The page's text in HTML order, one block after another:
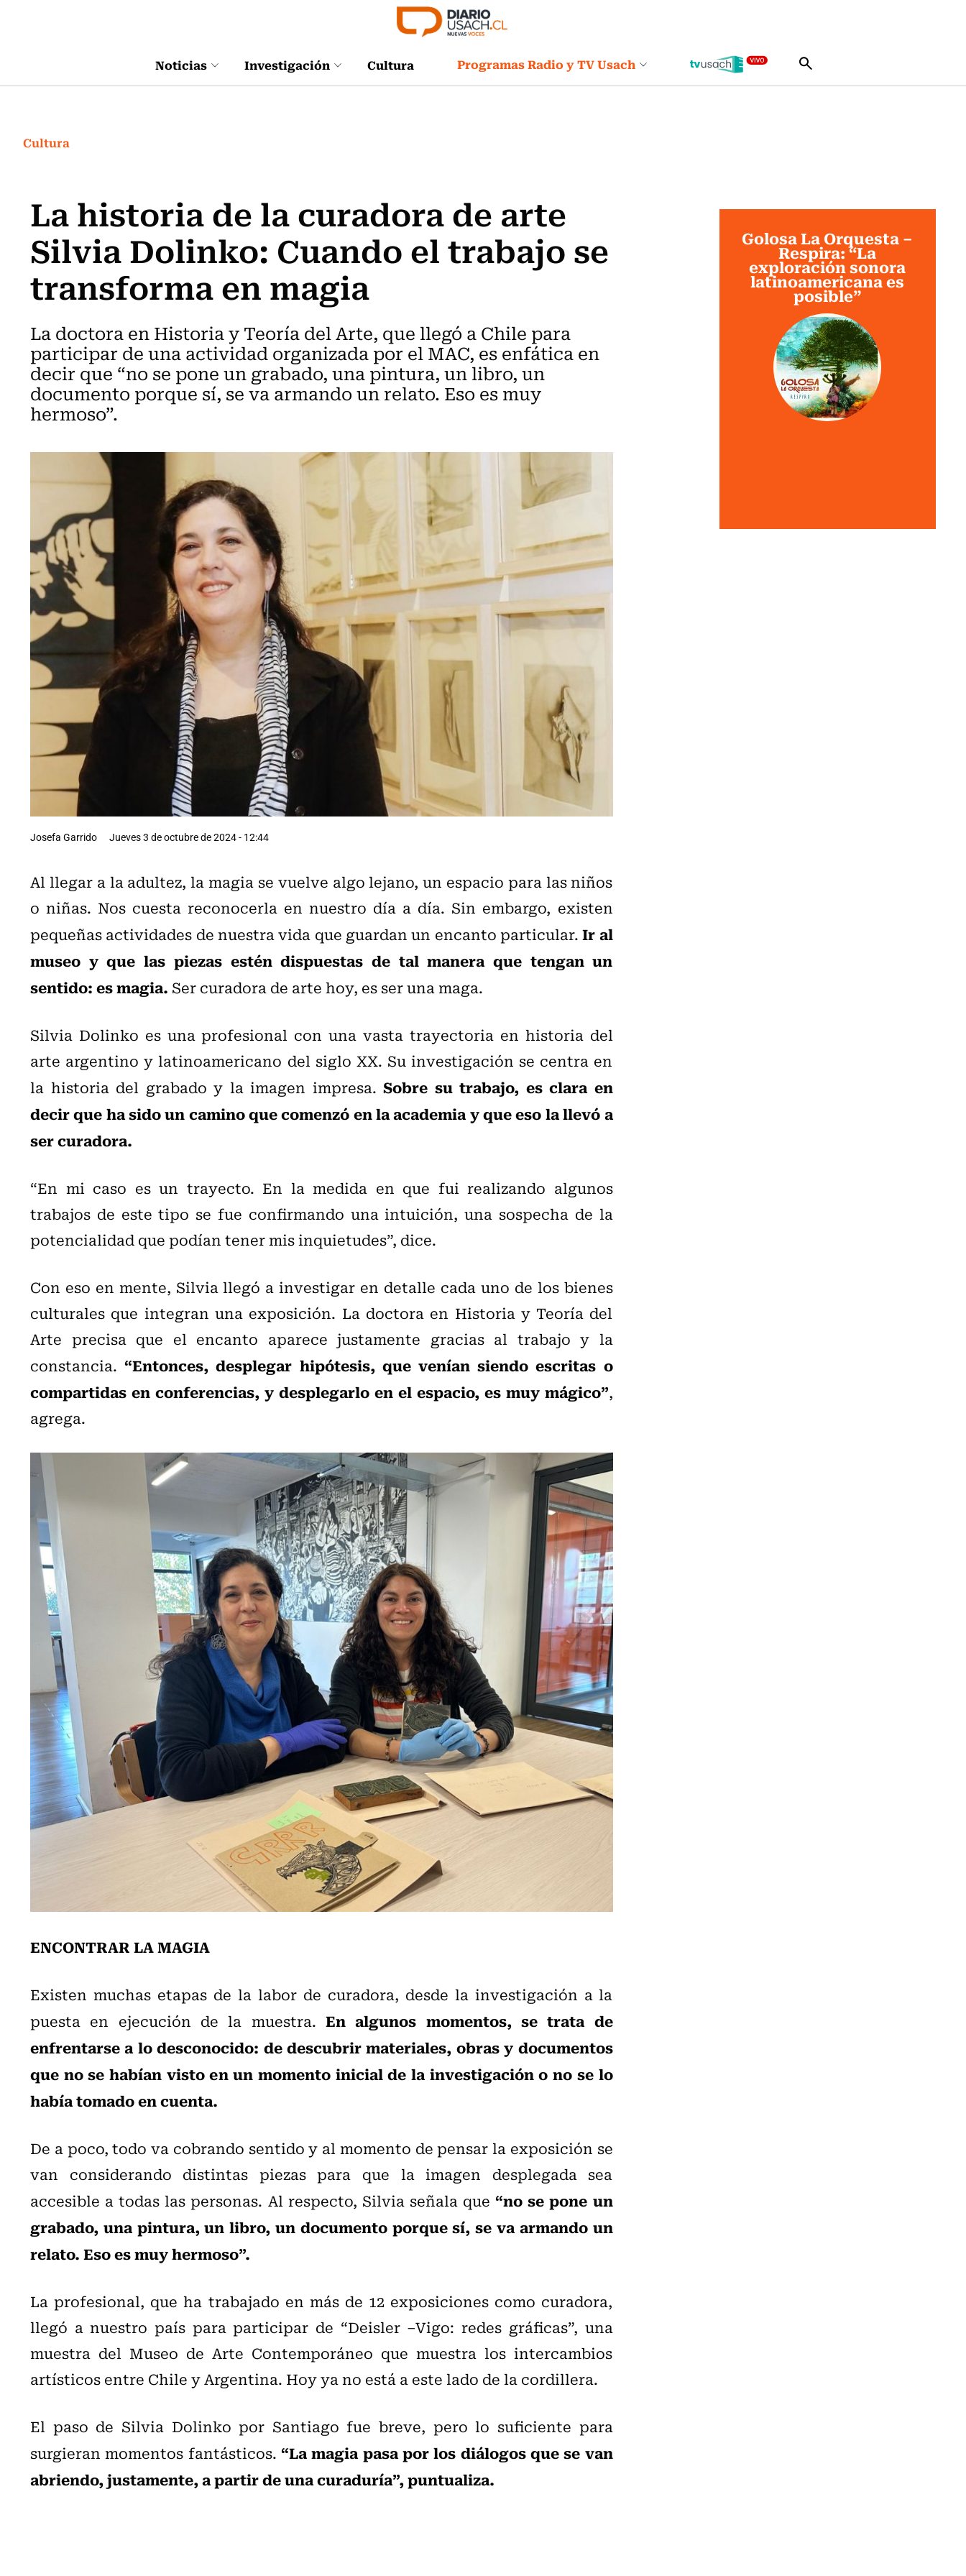
Noticias Investigación Cultura Programas Radio y TV Usach
Cultura
La historia de la curadora de arte
Silvia Dolinko: Cuando el trabajo se
transforma en magia
La doctora en Historia y Teoría del Arte, que llegó a Chile para
participar de una actividad organizada por el MAC, es enfática en
decir que “no se pone un grabado, una pintura, un libro, un
documento porque sí, se va armando un relato. Eso es muy
hermoso”.
Josefa Garrido Jueves 3 de octubre de 2024 - 12:44
Al llegar a la adultez, la magia se vuelve algo lejano, un espacio para las niños
o niñas. Nos cuesta reconocerla en nuestro día a día. Sin embargo, existen
pequeñas actividades de nuestra vida que guardan un encanto particular.Ir al
museo y que las piezas estén dispuestas de tal manera que tengan un
sentido: es magia. Ser curadora de arte hoy, es ser una maga.
Silvia Dolinko es una profesional con una vasta trayectoria en historia del
arte argentino y latinoamericano del siglo XX. Su investigación se centra en
la historia del grabado y la imagen impresa. Sobre su trabajo, es clara en
decir que ha sido un camino que comenzó en la academia y que eso la llevó a
ser curadora.
“En mi caso es un trayecto. En la medida en que fui realizando algunos
trabajos de este tipo se fue confirmando una intuición, una sospecha de la
potencialidad que podían tener mis inquietudes”, dice.
Con eso en mente, Silvia llegó a investigar en detalle cada uno de los bienes
culturales que integran una exposición. La doctora en Historia y Teoría del
Arte precisa que el encanto aparece justamente gracias al trabajo y la
constancia.“Entonces, desplegar hipótesis, que venían siendo escritas o
compartidas en conferencias, y desplegarlo en el espacio, es muy mágico”,
agrega.
ENCONTRAR LA MAGIA
Existen muchas etapas de la labor de curadora, desde la investigación a la
puesta en ejecución de la muestra. En algunos momentos, se trata de
enfrentarse a lo desconocido: de descubrir materiales, obras y documentos
que no se habían visto en un momento inicial de la investigación o no se lo
había tomado en cuenta.
De a poco, todo va cobrando sentido y al momento de pensar la exposición se
van considerando distintas piezas para que la imagen desplegada sea
accesible a todas las personas. Al respecto, Silvia señala que“no se pone un
grabado, una pintura, un libro, un documento porque sí, se va armando un
relato. Eso es muy hermoso”.
La profesional, que ha trabajado en más de 12 exposiciones como curadora,
llegó a nuestro país para participar de “Deisler –Vigo: redes gráficas”, una
muestra del Museo de Arte Contemporáneo que muestra los intercambios
artísticos entre Chile y Argentina. Hoy ya no está a este lado de la cordillera.
El paso de Silvia Dolinko por Santiago fue breve, pero lo suficiente para
surgieran momentos fantásticos. “La magia pasa por los diálogos que se van
abriendo, justamente, a partir de una curaduría”, puntualiza.
Golosa La Orquesta –
Respira: “La
exploración sonora
latinoamericana es
posible”